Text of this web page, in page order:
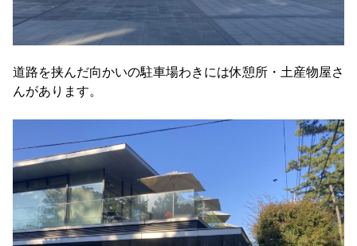
道路を挟んだ向かいの駐車場わきには休憩所・土産物屋さ
んがあります。